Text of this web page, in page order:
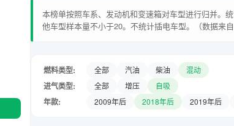
本榜单按照车系、发动机和变速箱对车型进行归并。
他车型样本量不小于20。不统计插电车型。（数据来自
燃料类型: 全部 汽油 柴油 混动
进气类型: 全部 增压 自吸
年款: 2009年后 2018年后 2019年后